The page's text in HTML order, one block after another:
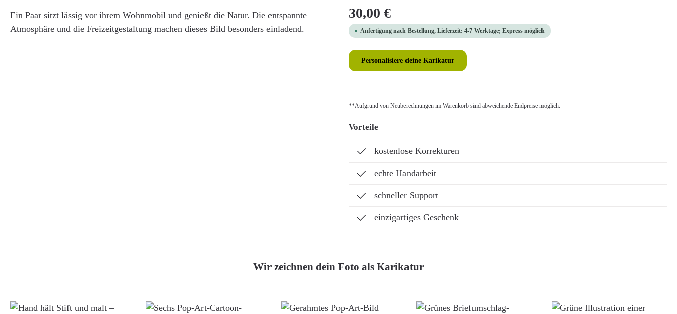
Regulärer Preis:
30,00 €
Anfertigung nach Bestellung, Lieferzeit: 4-7 Werktage; Express möglich
Personalisiere deine Karikatur
**Aufgrund von Neuberechnungen im Warenkorb sind abweichende Endpreise möglich.
Vorteile
kostenlose Korrekturen
echte Handarbeit
schneller Support
einzigartiges Geschenk
Ein Paar sitzt lässig vor ihrem Wohnmobil und genießt die Natur. Die entspannte
Atmosphäre und die Freizeitgestaltung machen dieses Bild besonders einladend.
Wir zeichnen dein Foto als Karikatur